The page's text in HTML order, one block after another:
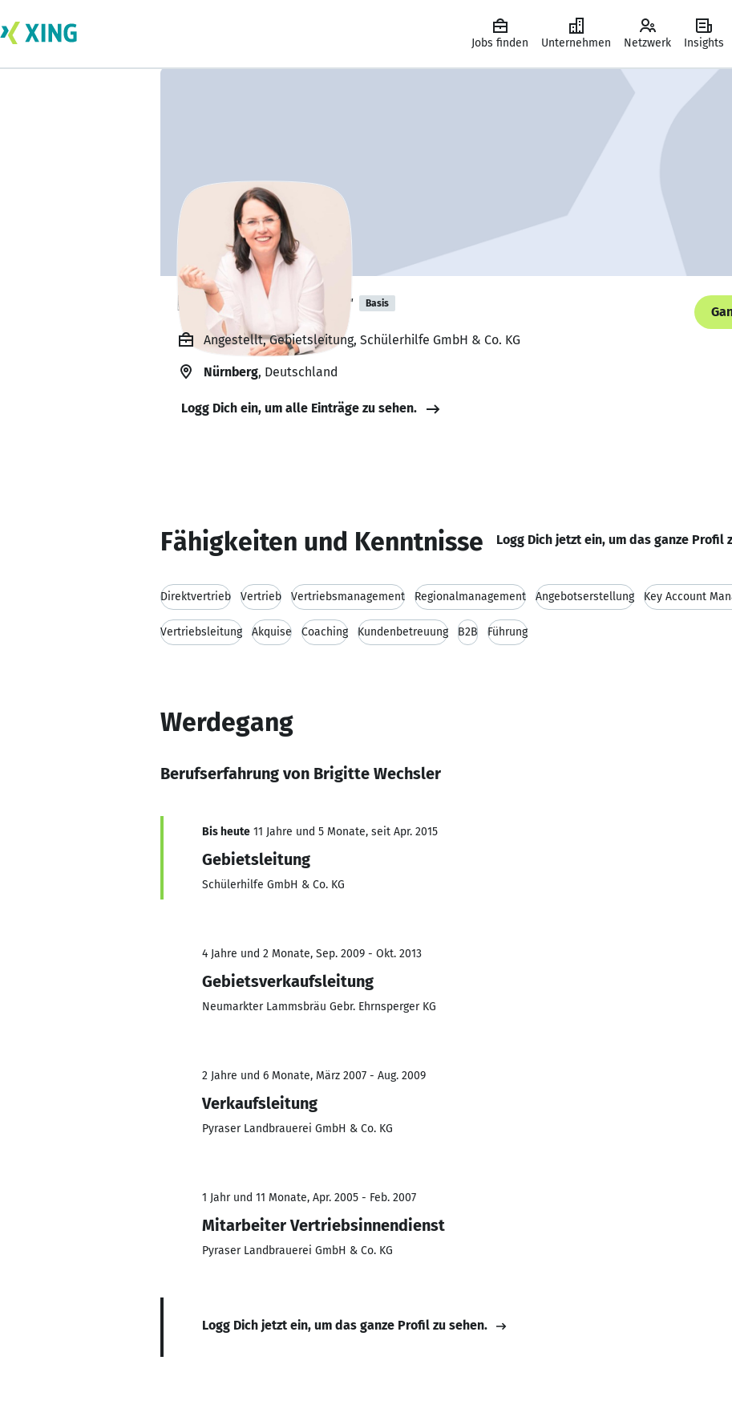
Jobs finden Unternehmen Netzwerk Insights
Brigitte Wechsler Basis
Angestellt, Gebietsleitung, Schülerhilfe GmbH & Co. KG
Nürnberg, Deutschland
Logg Dich ein, um alle Einträge zu sehen.
Fähigkeiten und Kenntnisse Logg Dich jetzt ein, um das ganze Profil
Direktvertrieb Vertrieb Vertriebsmanagement Regionalmanagement Angebotserstellung Key Account
Vertriebsleitung Akquise Coaching Kundenbetreuung B2B Führung
Werdegang
Berufserfahrung von Brigitte Wechsler
Bis heute 11 Jahre und 5 Monate, seit Apr. 2015
Gebietsleitung
Schülerhilfe GmbH & Co. KG
4 Jahre und 2 Monate, Sep. 2009 - Okt. 2013
Gebietsverkaufsleitung
Neumarkter Lammsbräu Gebr. Ehrnsperger KG
2 Jahre und 6 Monate, März 2007 - Aug. 2009
Verkaufsleitung
Pyraser Landbrauerei GmbH & Co. KG
1 Jahr und 11 Monate, Apr. 2005 - Feb. 2007
Mitarbeiter Vertriebsinnendienst
Pyraser Landbrauerei GmbH & Co. KG
Logg Dich jetzt ein, um das ganze Profil zu sehen.